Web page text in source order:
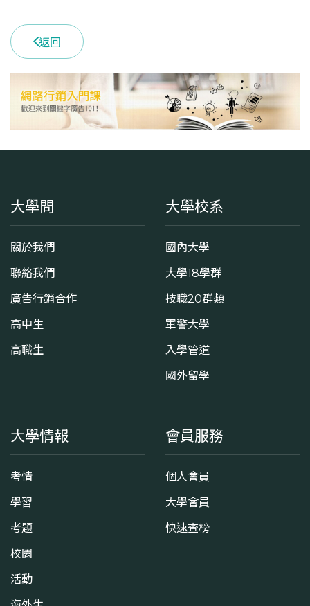
返回
大學問
關於我們
聯絡我們
廣告行銷合作
高中生
高職生
大學校系
國內大學
大學18學群
技職20群類
軍警大學
入學管道
國外留學
大學情報
考情
學習
考題
校園
活動
會員服務
個人會員
大學會員
快速查榜